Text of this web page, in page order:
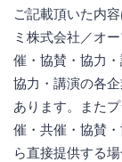
ご記載頂いた内
ミ株式会社／オ
催・協賛・協力
協力・講演の各
あります。また
催・共催・協賛
ら直接提供する